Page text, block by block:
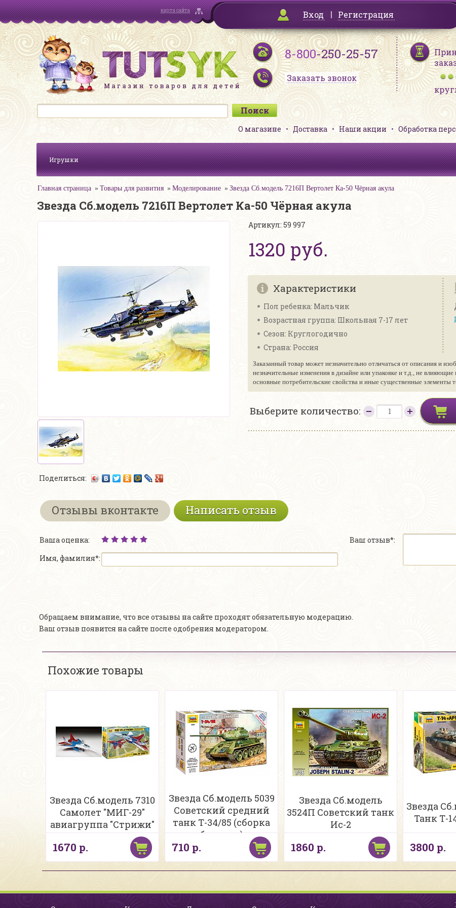
карта сайта Вход Регистрация
8-800-250-25-57
Заказать звонок
О магазине Доставка Наши акции Обработка
Игрушки
Главная страница Товары для развития Моделирование Звезда Сб.модель 7216П Вертолет Ка-50 Чёрная акула
Звезда Сб.модель 7216П Вертолет Ка-50 Чёрная акула
Поделиться:
Артикул: 59 997
1320 руб.
Характеристики
Пол ребенка: Мальчик
Возрастная группа: Школьная 7-17 лет
Сезон: Круглогодично
Страна: Россия
Заказанный товар может незначительно отличаться от описания и
незначительные изменения в дизайне или упаковке и т.д., не
основные потребительские свойства и иные существенные элементы
Выберите количество:
Отзывы вконтакте Написать отзыв
Ваша оценка:
Имя, фамилия*:
Ваш отзыв*:
Обращаем внимание, что все отзывы на сайте проходят обязательную модерацию.
Ваш отзыв появится на сайте после одобрения модератором.
Похожие товары
Звезда Сб.модель 7310
Самолет "МИГ-29"
авиагруппа "Стрижи"
1670 р.
Звезда Сб.модель 5039
Советский средний
танк Т-34/85 (сборка
без клея)
710 р.
Звезда Сб.модель
3524П Советский танк
Ис-2
1860 р.
Звезда
Танк Т-
3800 р.